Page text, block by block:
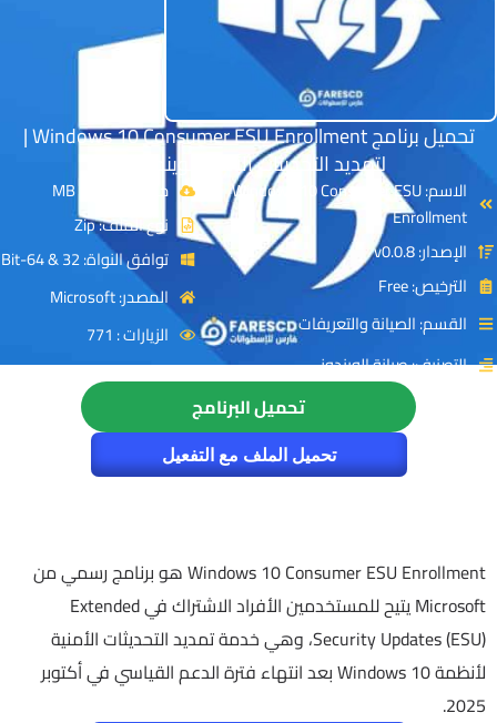
تحميل برنامج Windows 10 Consumer ESU Enrollment |
لتمديد التحديثات الأمنية لويندوز 10
الاسم: Windows 10 Consumer ESU
Enrollment
الإصدار: v0.0.8
الترخيص: Free
القسم: الصيانة والتعريفات
التصنيف: صيانة الويندوز
حجم الملف: 1 MB
نوع الملف: Zip
توافق النواة: 32 & 64-Bit
المصدر: Microsoft
الزيارات : 771
تحميل البرنامج
تحميل الملف مع التفعيل
Windows 10 Consumer ESU Enrollment هو برنامج رسمي من
Microsoft يتيح للمستخدمين الأفراد الاشتراك في Extended
Security Updates (ESU)، وهي خدمة تمديد التحديثات الأمنية
لأنظمة Windows 10 بعد انتهاء فترة الدعم القياسي في أكتوبر
2025.